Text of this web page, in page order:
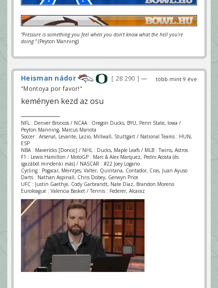
“Pressure is something you feel when you don't know what the hell you're
doing.”(Peyton Manning)
több mint 9 éve
Heisman nádor 28 290
—
"Montoya por favor!"
keményen kezd az osu
NFL : Denver Broncos / NCAA : Oregon Ducks, BYU, Penn State, Iowa /
Peyton Manning, Marcus Mariota
Soccer : Arsenal, Levante, Lazio, Millwall, Stuttgart / National Teams : HUN,
ESP
NBA : Mavericks [Doncic] / NHL : Ducks, Maple Leafs / MLB : Twins, Astros
F1 : Lewis Hamilton / MotoGP : Marc & Alex Marquez, Pedro Acosta (és
igazából mindenki más) / NASCAR : #22 Joey Logano
Cycling : Pogacar, Meintjes, Valter, Quintana, Contador, Cras, Juan Ayuso
Darts : Nathan Aspinall, Chris Dobey, Gerwyn Price
UFC : Justin Gaethje, Cody Garbrandt, Nate Diaz, Brandon Moreno
Euroleague : Valencia Basket / Tennis : Federer, Alcaraz